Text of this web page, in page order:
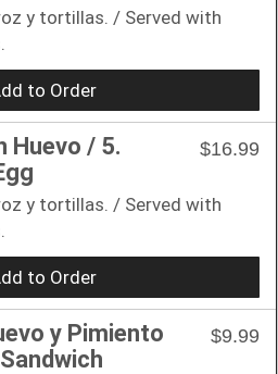
y tortillas. / Served with
to Order
Huevo / 5.
$16.99
y tortillas. / Served with
to Order
y Pimiento
$9.99